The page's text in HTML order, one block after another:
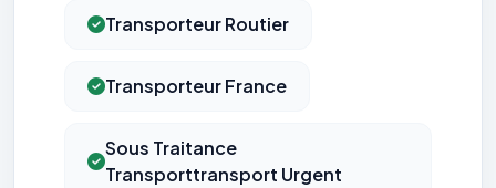
Transporteur Routier
Transporteur France
Sous Traitance
Transporttransport Urgent